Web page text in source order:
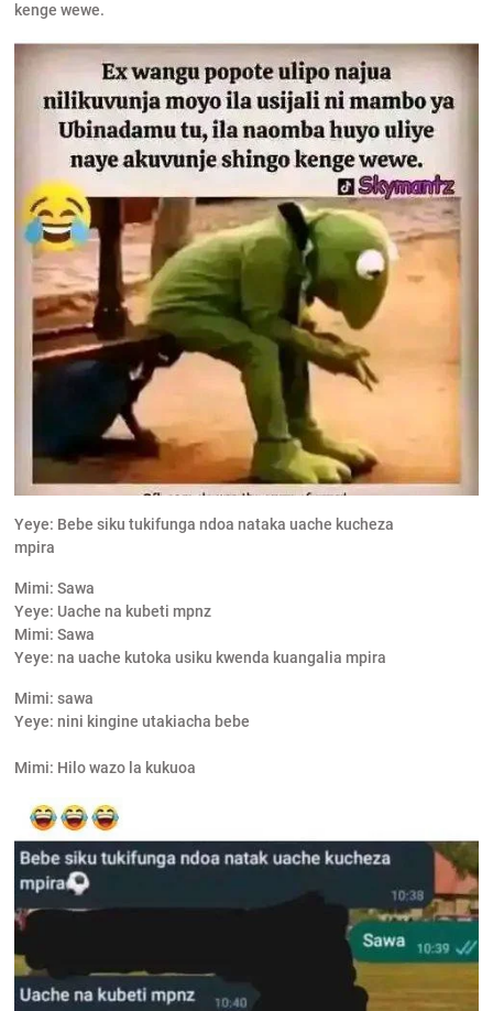
kenge wewe.
Yeye: Bebe siku tukifunga ndoa nataka uache kucheza
mpira
Mimi: Sawa
Yeye: Uache na kubeti mpnz
Mimi: Sawa
Yeye: na uache kutoka usiku kwenda kuangalia mpira
Mimi: sawa
Yeye: nini kingine utakiacha bebe
Mimi: Hilo wazo la kukuoa